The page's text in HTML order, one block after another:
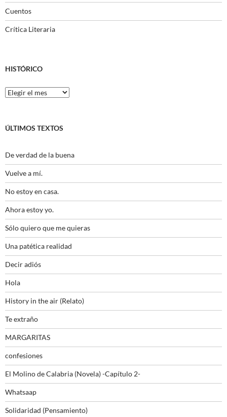
Cuentos
Crítica Literaria
HISTÓRICO
Histórico
ÚLTIMOS TEXTOS
De verdad de la buena
Vuelve a mí.
No estoy en casa.
Ahora estoy yo.
Sólo quiero que me quieras
Una patética realidad
Decir adiós
Hola
History in the air (Relato)
Te extraño
MARGARITAS
confesiones
El Molino de Calabria (Novela) -Capítulo 2-
Whatsaap
Solidaridad (Pensamiento)